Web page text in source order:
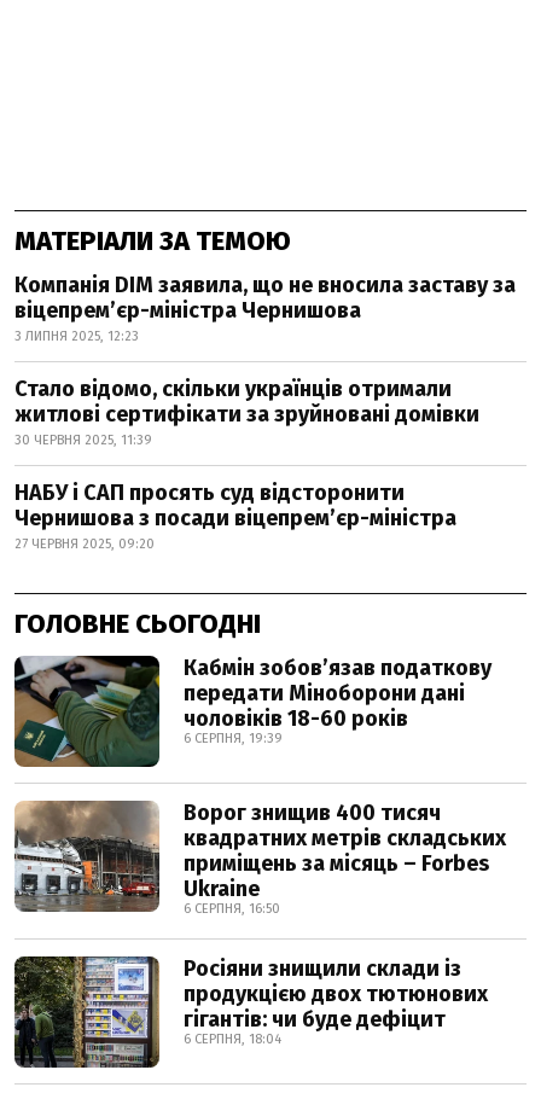
МАТЕРІАЛИ ЗА ТЕМОЮ
Компанія DIM заявила, що не вносила заставу за
віцепрем’єр-міністра Чернишова
3 ЛИПНЯ 2025, 12:23
Стало відомо, скільки українців отримали
житлові сертифікати за зруйновані домівки
30 ЧЕРВНЯ 2025, 11:39
НАБУ і САП просять суд відсторонити
Чернишова з посади віцепрем’єр-міністра
27 ЧЕРВНЯ 2025, 09:20
ГОЛОВНЕ СЬОГОДНІ
Кабмін зобовʼязав податкову
передати Міноборони дані
чоловіків 18-60 років
6 СЕРПНЯ, 19:39
Ворог знищив 400 тисяч
квадратних метрів складських
приміщень за місяць – Forbes
Ukraine
6 СЕРПНЯ, 16:50
Росіяни знищили склади із
продукцією двох тютюнових
гігантів: чи буде дефіцит
6 СЕРПНЯ, 18:04